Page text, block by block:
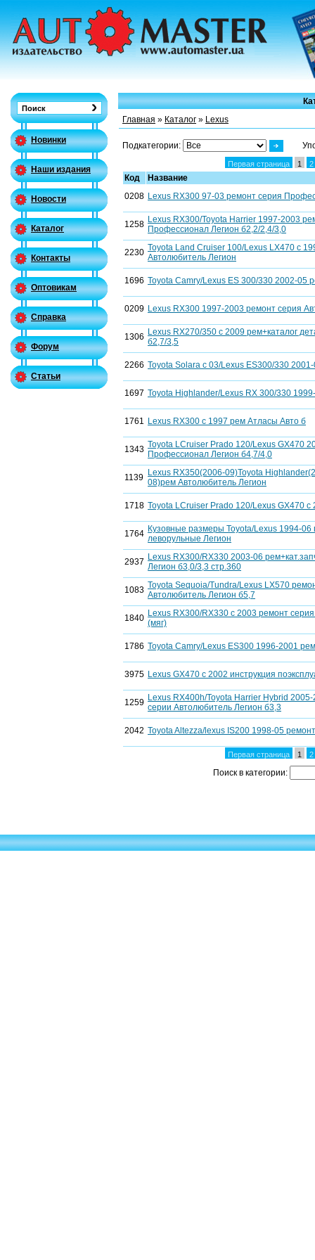
Новинки
Наши издания
Новости
Каталог
Контакты
Оптовикам
Справка
Форум
Статьи
Главная » Каталог » Lexus
Подкатегории:
Первая страница 1 2
Код
Название
0208 Lexus RX300 97-03 ремонт серия
1258 Lexus RX300/Toyota Harrier 1997-2003
Профессионал Легион б2,2/2,4/3,0
2230 Toyota Land Cruiser 100/Lexus LX470 с
Автолюбитель Легион
1696 Toyota Camry/Lexus ES 300/330 2002-05
0209 Lexus RX300 1997-2003 ремонт серия
1306 Lexus RX270/350 c 2009 рем+каталог
б2,7/3,5
2266 Toyota Solara c 03/Lexus ES300/330
1697 Toyota Highlander/Lexus RX 300/330
1761 Lexus RX300 c 1997 рем Атласы Авто б
1343 Toyota LCruiser Prado 120/Lexus GX470
Профессионал Легион б4,7/4,0
1139 Lexus RX350(2006-09)Toyota
08)рем Автолюбитель Легион
1718 Toyota LCruiser Prado 120/Lexus GX470 c
1764 Кузовные размеры Toyota/Lexus 1994-06
леворульные Легион
2937 Lexus RX300/RX330 2003-06
Легион б3,0/3,3 стр.360
1083 Toyota Sequoia/Tundra/Lexus LX570
Автолюбитель Легион б5,7
1840 Lexus RX300/RX330 c 2003 ремонт
(мяг)
1786 Toyota Camry/Lexus ES300 1996-2001
3975 Lexus GX470 c 2002 инструкция
1259 Lexus RX400h/Toyota Harrier Hybrid
серии Автолюбитель Легион б3,3
2042 Toyota Altezza/lexus IS200 1998-05
Первая страница 1 2
Поиск в категории: